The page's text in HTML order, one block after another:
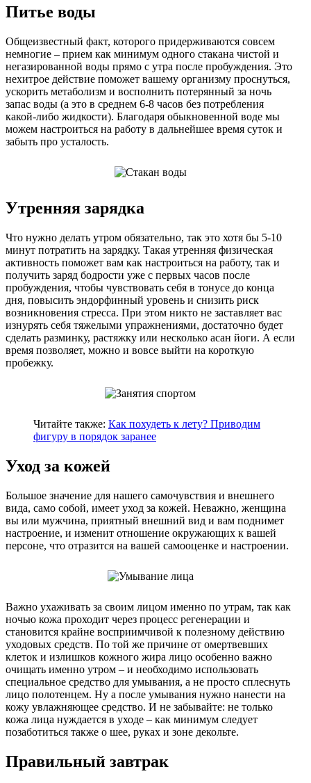
Питье воды
Общеизвестный факт, которого придерживаются совсем
немногие – прием как минимум одного стакана чистой и
негазированной воды прямо с утра после пробуждения. Это
нехитрое действие поможет вашему организму проснуться,
ускорить метаболизм и восполнить потерянный за ночь
запас воды (а это в среднем 6-8 часов без потребления
какой-либо жидкости). Благодаря обыкновенной воде мы
можем настроиться на работу в дальнейшее время суток и
забыть про усталость.
Утренняя зарядка
Что нужно делать утром обязательно, так это хотя бы 5-10
минут потратить на зарядку. Такая утренняя физическая
активность поможет вам как настроиться на работу, так и
получить заряд бодрости уже с первых часов после
пробуждения, чтобы чувствовать себя в тонусе до конца
дня, повысить эндорфинный уровень и снизить риск
возникновения стресса. При этом никто не заставляет вас
изнурять себя тяжелыми упражнениями, достаточно будет
сделать разминку, растяжку или несколько асан йоги. А если
время позволяет, можно и вовсе выйти на короткую
пробежку.
Читайте также: Как похудеть к лету? Приводим
фигуру в порядок заранее
Уход за кожей
Большое значение для нашего самочувствия и внешнего
вида, само собой, имеет уход за кожей. Неважно, женщина
вы или мужчина, приятный внешний вид и вам поднимет
настроение, и изменит отношение окружающих к вашей
персоне, что отразится на вашей самооценке и настроении.
Важно ухаживать за своим лицом именно по утрам, так как
ночью кожа проходит через процесс регенерации и
становится крайне восприимчивой к полезному действию
уходовых средств. По той же причине от омертвевших
клеток и излишков кожного жира лицо особенно важно
очищать именно утром – и необходимо использовать
специальное средство для умывания, а не просто сплеснуть
лицо полотенцем. Ну а после умывания нужно нанести на
кожу увлажняющее средство. И не забывайте: не только
кожа лица нуждается в уходе – как минимум следует
позаботиться также о шее, руках и зоне декольте.
Правильный завтрак